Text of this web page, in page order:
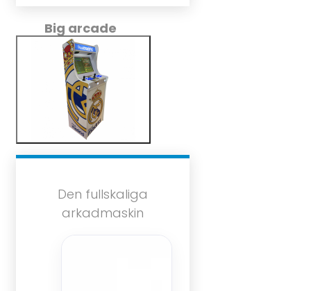
Big arcade
Den fullskaliga
arkadmaskin